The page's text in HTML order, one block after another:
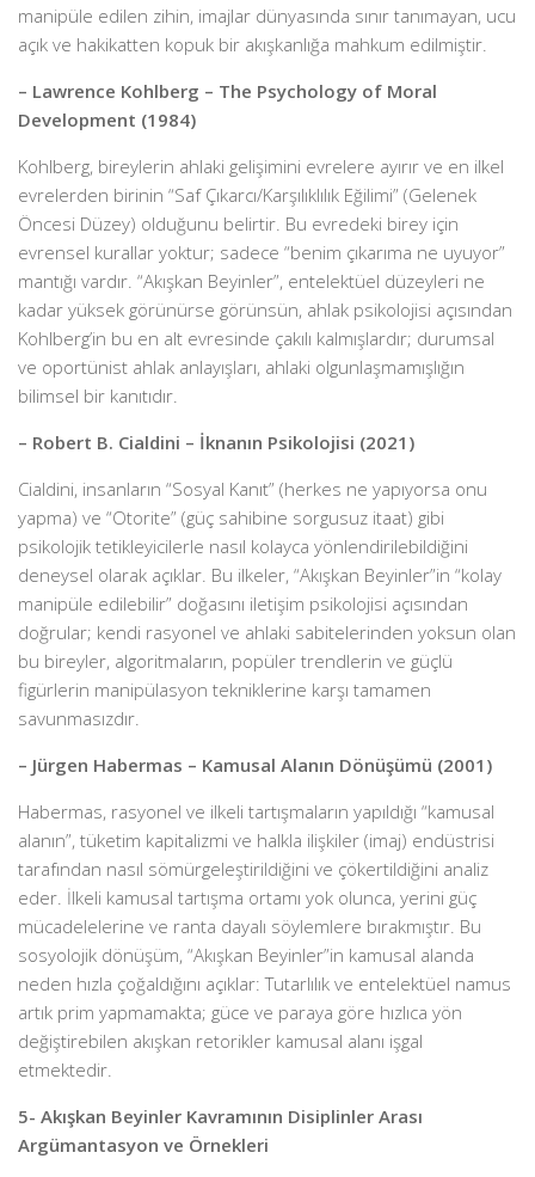
manipüle edilen zihin, imajlar dünyasında sınır tanımayan, ucu
açık ve hakikatten kopuk bir akışkanlığa mahkum edilmiştir.
– Lawrence Kohlberg – The Psychology of Moral
Development (1984)
Kohlberg, bireylerin ahlaki gelişimini evrelere ayırır ve en ilkel
evrelerden birinin “Saf Çıkarcı/Karşılıklılık Eğilimi” (Gelenek
Öncesi Düzey) olduğunu belirtir. Bu evredeki birey için
evrensel kurallar yoktur; sadece “benim çıkarıma ne uyuyor”
mantığı vardır. “Akışkan Beyinler”, entelektüel düzeyleri ne
kadar yüksek görünürse görünsün, ahlak psikolojisi açısından
Kohlberg’in bu en alt evresinde çakılı kalmışlardır; durumsal
ve oportünist ahlak anlayışları, ahlaki olgunlaşmamışlığın
bilimsel bir kanıtıdır.
– Robert B. Cialdini – İknanın Psikolojisi (2021)
Cialdini, insanların “Sosyal Kanıt” (herkes ne yapıyorsa onu
yapma) ve “Otorite” (güç sahibine sorgusuz itaat) gibi
psikolojik tetikleyicilerle nasıl kolayca yönlendirilebildiğini
deneysel olarak açıklar. Bu ilkeler, “Akışkan Beyinler”in “kolay
manipüle edilebilir” doğasını iletişim psikolojisi açısından
doğrular; kendi rasyonel ve ahlaki sabitelerinden yoksun olan
bu bireyler, algoritmaların, popüler trendlerin ve güçlü
figürlerin manipülasyon tekniklerine karşı tamamen
savunmasızdır.
– Jürgen Habermas – Kamusal Alanın Dönüşümü (2001)
Habermas, rasyonel ve ilkeli tartışmaların yapıldığı “kamusal
alanın”, tüketim kapitalizmi ve halkla ilişkiler (imaj) endüstrisi
tarafından nasıl sömürgeleştirildiğini ve çökertildiğini analiz
eder. İlkeli kamusal tartışma ortamı yok olunca, yerini güç
mücadelelerine ve ranta dayalı söylemlere bırakmıştır. Bu
sosyolojik dönüşüm, “Akışkan Beyinler”in kamusal alanda
neden hızla çoğaldığını açıklar: Tutarlılık ve entelektüel namus
artık prim yapmamakta; güce ve paraya göre hızlıca yön
değiştirebilen akışkan retorikler kamusal alanı işgal
etmektedir.
5- Akışkan Beyinler Kavramının Disiplinler Arası
Argümantasyon ve Örnekleri